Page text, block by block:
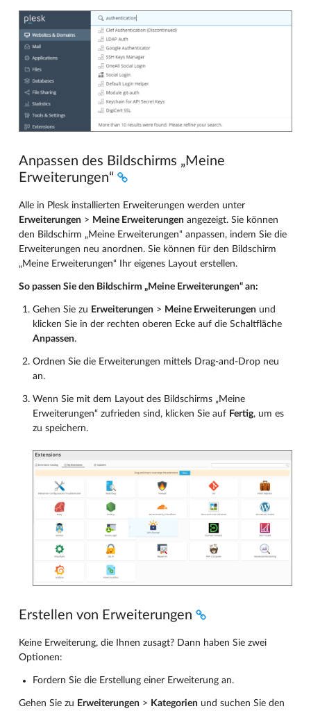
Anpassen des Bildschirms „Meine
Erweiterungen“
Alle in Plesk installierten Erweiterungen werden unter
Erweiterungen > Meine Erweiterungen angezeigt. Sie können
den Bildschirm „Meine Erweiterungen“ anpassen, indem Sie die
Erweiterungen neu anordnen. Sie können für den Bildschirm
„Meine Erweiterungen“ Ihr eigenes Layout erstellen.
So passen Sie den Bildschirm „Meine Erweiterungen“ an:
Gehen Sie zu Erweiterungen > Meine Erweiterungen und
klicken Sie in der rechten oberen Ecke auf die Schaltfläche
Anpassen.
Ordnen Sie die Erweiterungen mittels Drag-and-Drop neu
an.
Wenn Sie mit dem Layout des Bildschirms „Meine
Erweiterungen“ zufrieden sind, klicken Sie auf Fertig, um es
zu speichern.
Erstellen von Erweiterungen
Keine Erweiterung, die Ihnen zusagt? Dann haben Sie zwei
Optionen:
Fordern Sie die Erstellung einer Erweiterung an.
Gehen Sie zu Erweiterungen > Kategorien und suchen Sie den